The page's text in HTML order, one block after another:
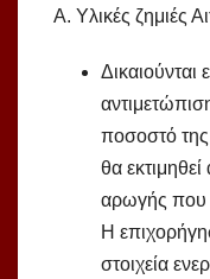
Α. Υλικές ζημιές
Δικαιούνται
ποσοστό
θα
αρωγής που
Η
στοιχεία